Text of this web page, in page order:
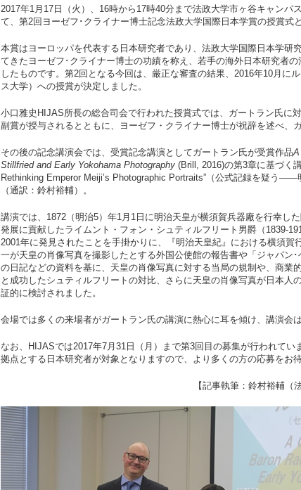
2017年1月17日（火）、16時から17時40分まで法政大学市ヶ谷キャンパ
て、第2回ヨーゼフ･クライナー博士記念法政大学国際日本学賞の授賞式
本賞はヨーロッパを代表する日本研究者であり、法政大学国際日本学研
てきたヨーゼフ･クライナー博士の功績を称え、若手の海外日本研究者
したものです。第2回となる今回は、厳正な審査の結果、2016年10月に
ス大学）への授賞が決定しました。
小口雅史HIJAS所長の総合司会で行われた授賞式では、ガートラン氏に
副賞が授与されるとともに、ヨーゼフ・クライナー博士が祝辞を述べ、
その後の記念講演会では、受賞記念講演としてガートラン氏が受賞作品A
Stillfried and Early Yokohama Photography (Brill, 2016)の第3章に基づく
Rethinking Emperor Meiji’s Photographic Portraits”（公式記録を疑う
（通訳：鈴村裕輔）。
講演では、1872（明治5）年1月1日に明治天皇が横須賀兵器廠を行幸し
発展に貢献したライムント・フォン・シュティルフリート男爵（1839-
2001年に発見されたことを手掛かりに、『明治天皇紀』における横須賀
一が天皇の肖像写真を撮影したとする外国公使館の報告書や「ジャパン
の日記などの資料を基に、天皇の肖像写真に対する当局の規制や、商業
と成功したシュティルフリートの対比、さらに天皇の肖像写真が日本人
証的に検討されました。
会場では多くの来場者がガートラン氏の講演に熱心に耳を傾け、講演会
なお、HIJASでは2017年7月31日（月）まで第3回目の募集が行われて
拠点とする日本研究者が対象となりますので、より多くの方の応募をお
【記事執筆：鈴村裕輔（